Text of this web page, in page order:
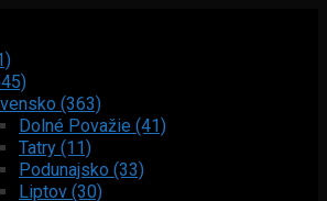
(363)
Dolné Považie (41)
Tatry (11)
Podunajsko (33)
Liptov (30)